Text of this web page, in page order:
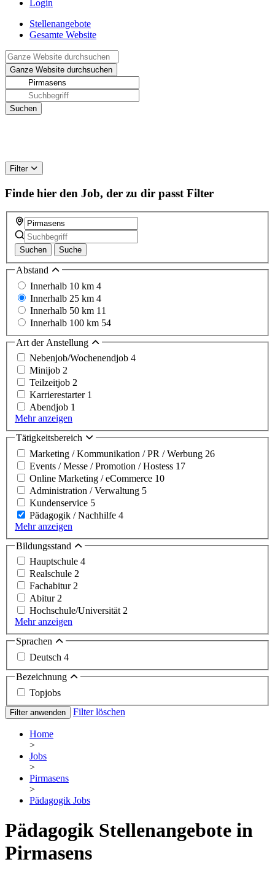
Login
Stellenangebote
Gesamte Website
Filter
Finde hier den Job, der zu dir passt Filter
Suchen Suche
Abstand
Innerhalb 10 km 4
Innerhalb 25 km 4
Innerhalb 50 km 11
Innerhalb 100 km 54
Art der Anstellung
Nebenjob/Wochenendjob 4
Minijob 2
Teilzeitjob 2
Karrierestarter 1
Abendjob 1
Mehr anzeigen
Tätigkeitsbereich
Marketing / Kommunikation / PR / Werbung 26
Events / Messe / Promotion / Hostess 17
Online Marketing / eCommerce 10
Administration / Verwaltung 5
Kundenservice 5
Pädagogik / Nachhilfe 4
Mehr anzeigen
Bildungsstand
Hauptschule 4
Realschule 2
Fachabitur2
Abitur2
Hochschule/Universität2
Mehr anzeigen
Sprachen
Deutsch 4
Bezeichnung
Topjobs
Filter anwenden Filter löschen
Home
>
Jobs
>
Pirmasens
>
Pädagogik Jobs
Pädagogik Stellenangebote in
Pirmasens